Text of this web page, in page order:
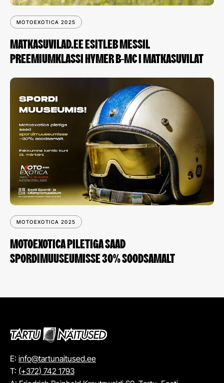
MOTOEXOTICA 2025
MATKASUVILAD.EE ESITLEB MESSIL
PREEMIUMKLASSI HYMER B-MC I MATKASUVILAT
MOTOEXOTICA 2025
MOTOEXOTICA PILETIGA SAAD
SPORDIMUUSEUMISSE 30% SOODSAMALT
E: info@tartunaitused.ee
T: (+372) 742 1793